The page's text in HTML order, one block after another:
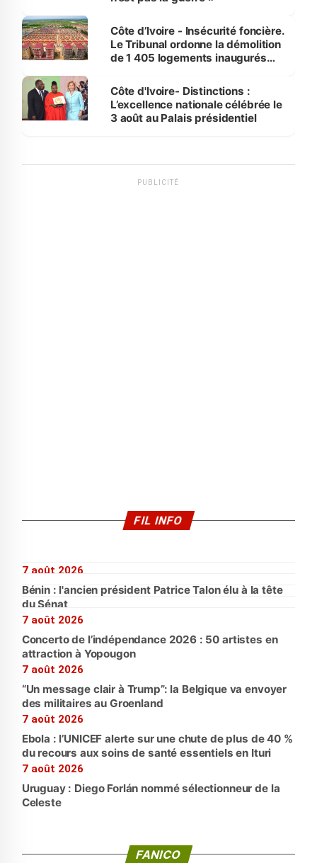
Côte d’Ivoire - Insécurité foncière.
Le Tribunal ordonne la démolition
de 1 405 logements inaugurés
Bassam
Côte d'Ivoire- Distinctions :
L’excellence nationale célébrée le
3 août au Palais présidentiel
PUBLICITÉ
FIL INFO
7 août 2026
Bénin : l'ancien président Patrice Talon élu à la tête
du Sénat
7 août 2026
Concerto de l’indépendance 2026 : 50 artistes en
attraction à Yopougon
7 août 2026
“Un message clair à Trump”: la Belgique va envoyer
des militaires au Groenland
7 août 2026
Ebola : l’UNICEF alerte sur une chute de plus de 40 %
du recours aux soins de santé essentiels en Ituri
7 août 2026
Uruguay : Diego Forlán nommé sélectionneur de la
Celeste
FANICO